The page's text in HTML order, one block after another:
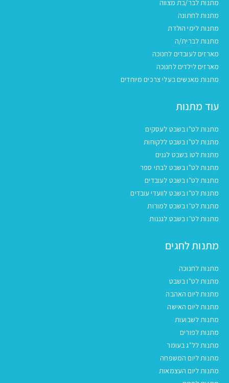
מתנות לבר/בת מצווה
מתנות לחתונה
מתנות לימי הולדת
מתנות לברית/ה
מארזים לעובדים לחנוכה
מארזים לילדים לחנוכה
מתנות מאנשים בעלי צרכים מיוחדים
עוד מתנות
מתנות לט"ו בשבט לעסקים
מתנות לט"ו בשבט ללקוחות
מתנות לטו בשבט לגנים
מתנות לט"ו בשבט לבתי ספר
מתנות לט"ו בשבט לעובדים
מתנות לט"ו בשבט לוועדי עובדים
מתנות לט״ו בשבט למורות
מתנות לט״ו בשבט לגננות
מתנות לחגים
מתנות לחנוכה
מתנות לט"ו בשבט
מתנות ליום האהבה
מתנות ליום האישה
מתנות לשבועות
מתנות לפורים
מתנות לל"ג בעומר
מתנות ליום המשפחה
מתנות ליום העצמאות